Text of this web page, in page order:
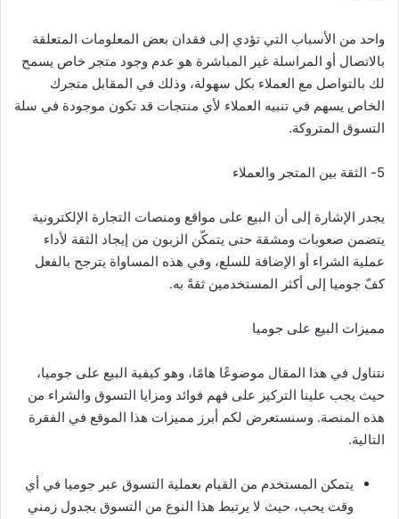
واحد من الأسباب التي تؤدي إلى فقدان بعض المعلومات المتعلقة
بالاتصال أو المراسلة غير المباشرة هو عدم وجود متجر خاص يسمح
لك بالتواصل مع العملاء بكل سهولة، وذلك في المقابل متجرك
الخاص يسهم في تنبيه العملاء لأي منتجات قد تكون موجودة في سلة
التسوق المتروكة.
5- الثقة بين المتجر والعملاء
يجدر الإشارة إلى أن البيع على مواقع ومنصات التجارة الإلكترونية
يتضمن صعوبات ومشقة حتى يتمكّن الزبون من إيجاد الثقة لأداء
عملية الشراء أو الإضافة للسلع، وفي هذه المساواة يترجح بالفعل
كفّ جوميا إلى أكثر المستخدمين ثقةً به.
مميزات البيع على جوميا
نتناول في هذا المقال موضوعًا هامًا، وهو كيفية البيع على جوميا،
حيث يجب علينا التركيز على فهم فوائد ومزايا التسوق والشراء من
هذه المنصة. وسنستعرض لكم أبرز مميزات هذا الموقع في الفقرة
التالية.
يتمكن المستخدم من القيام بعملية التسوق عبر جوميا في أي
وقت يحب، حيث لا يرتبط هذا النوع من التسوق بجدول زمني